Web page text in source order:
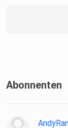
Abonnenten